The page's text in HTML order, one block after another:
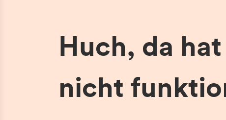
Huch, da
nicht